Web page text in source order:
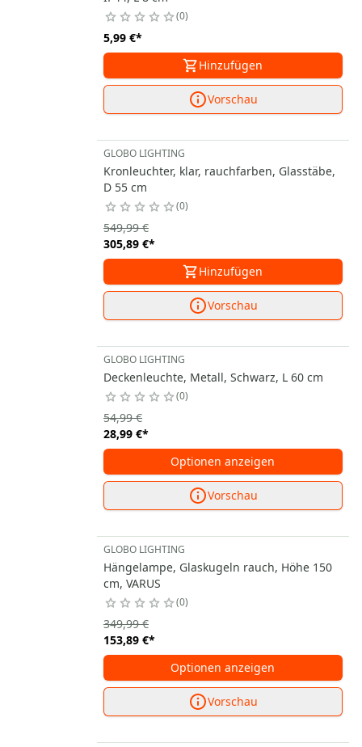
0
5,99 €*
Hinzufügen
Vorschau
GLOBO LIGHTING
Kronleuchter, klar, rauchfarben, Glasstäbe,
D 55 cm
0
305,89 €*
549,99 €
Hinzufügen
Vorschau
GLOBO LIGHTING
Deckenleuchte, Metall, Schwarz, L 60 cm
0
28,99 €*
54,99 €
Optionen anzeigen
Vorschau
GLOBO LIGHTING
Hängelampe, Glaskugeln rauch, Höhe 150
cm, VARUS
0
153,89 €*
349,99 €
Optionen anzeigen
Vorschau